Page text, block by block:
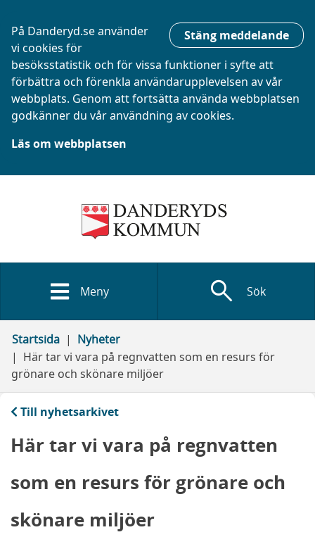
Stäng meddelande
På Danderyd.se använder
vi cookies för
besöksstatistik och för vissa funktioner i syfte att
förbättra och förenkla användarupplevelsen av vår
webbplats. Genom att fortsätta använda webbplatsen
godkänner du vår användning av cookies.
Läs om webbplatsen
Meny search Sök
Startsida
Nyheter
Här tar vi vara på regnvatten som en resurs för
grönare och skönare miljöer
Till nyhetsarkivet
Här tar vi vara på regnvatten
som en resurs för grönare och
skönare miljöer